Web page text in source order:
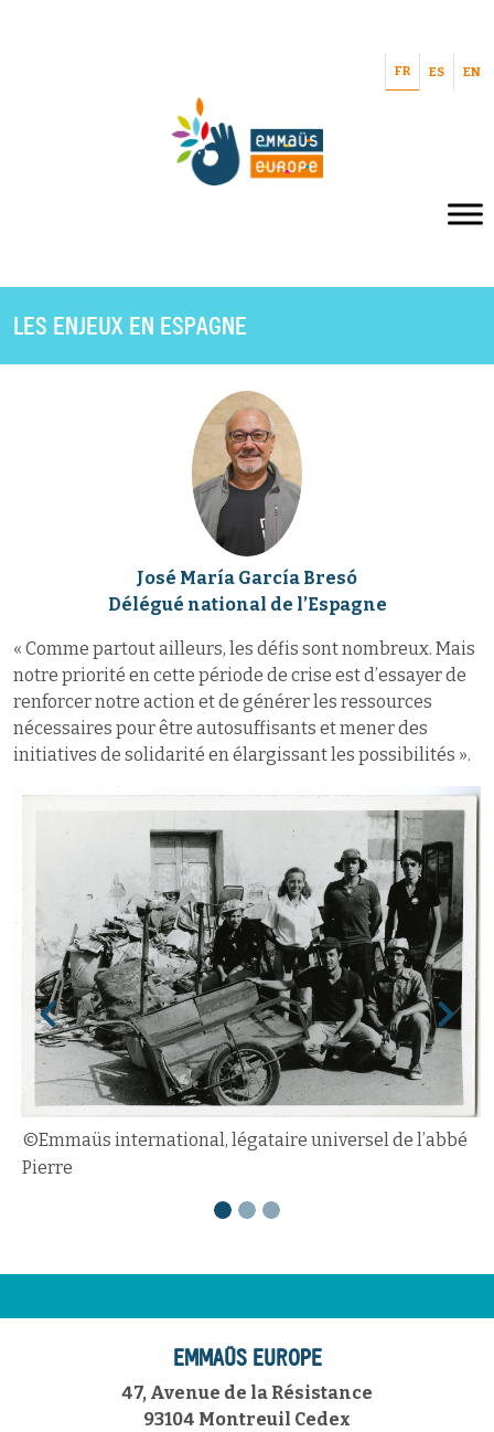
FR ES EN
LES ENJEUX EN ESPAGNE
José María García Bresó
Délégué national de l’Espagne
« Comme partout ailleurs, les défis sont nombreux. Mais
notre priorité en cette période de crise est d’essayer de
renforcer notre action et de générer les ressources
nécessaires pour être autosuffisants et mener des
initiatives de solidarité en élargissant les possibilités ».
©Emmaüs international, légataire universel de l’abbé
Pierre
Previous Next
EMMAÜS EUROPE
47, Avenue de la Résistance
93104 Montreuil Cedex